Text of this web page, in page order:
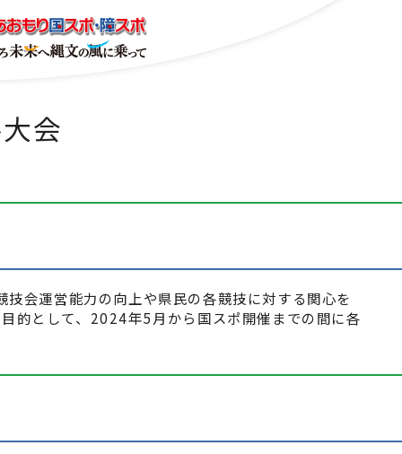
会
会運営能力の向上や県民の各競技に対する関心を
的として、2024年5月から国スポ開催までの間に各